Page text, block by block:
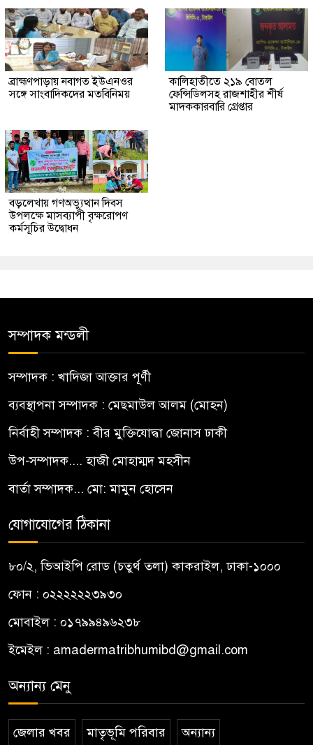
ব্রাহ্মণপাড়ায় নবাগত ইউএনওর
সঙ্গে সাংবাদিকদের মতবিনিময়
কালিহাতীতে ২১৯ বোতল
ফেন্সিডিলসহ রাজশাহীর শীর্ষ
মাদককারবারি গ্রেপ্তার
বড়লেখায় গণঅভ্যুত্থান দিবস
উপলক্ষে মাসব্যাপী বৃক্ষরোপণ
কর্মসূচির উদ্বোধন
সম্পাদক মন্ডলী
সম্পাদক : খাদিজা আক্তার পূর্ণী
ব্যবস্থাপনা সম্পাদক : মেছমাউল আলম (মোহন)
নির্বাহী সম্পাদক : বীর মুক্তিযোদ্ধা জোনাস ঢাকী
উপ-সম্পাদক.... হাজী মোহাম্মদ মহসীন
বার্তা সম্পাদক... মো: মামুন হোসেন
যোগাযোগের ঠিকানা
৮০/২, ভিআইপি রোড (চতুর্থ তলা) কাকরাইল, ঢাকা-১০০০
ফোন : ০২২২২২২৩৯৩০
মোবাইল : ০১৭৯৯৪৯৬২৩৮
ইমেইল : amadermatribhumibd@gmail.com
অন্যান্য মেনু
জেলার খবর মাতৃভূমি পরিবার অন্যান্য